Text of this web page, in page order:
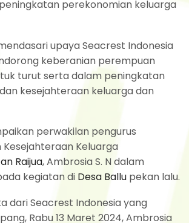
perekonomian keluarga
upaya Seacrest Indonesia
keberanian perempuan
turut serta dalam peningkatan
kesejahteraan keluarga dan
perwakilan pengurus
Keluarga
Raijua, Ambrosia S. N dalam
kegiatan di Desa Ballu pekan lalu.
dari Seacrest Indonesia yang
Rabu 13 Maret 2024, Ambrosia